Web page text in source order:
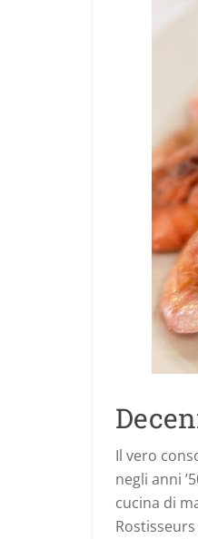
Il vero
negli anni
cucina di